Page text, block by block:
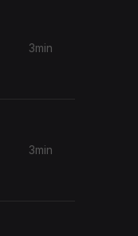
3min
3min